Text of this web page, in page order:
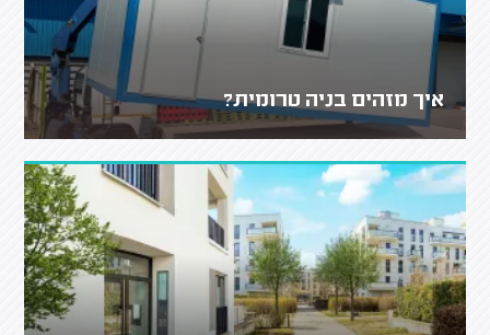
איך מזהים בניה טרומית?